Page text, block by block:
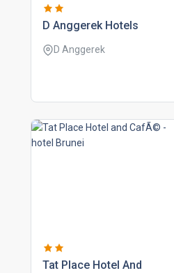
d anggerek hotels
D Anggerek
tat place hotel and